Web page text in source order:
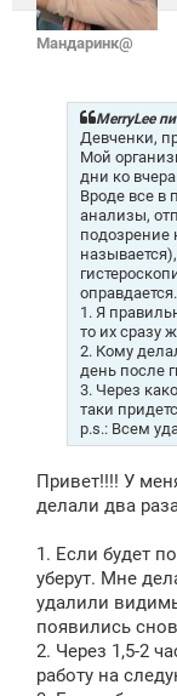
Мандаринк@
MerryLee
Девченки,
Мой
дни ко
Вроде все в
анализы,
подозрение
1. Я
то их сразу
2. Кому
день после
3. Через
таки
p.s.: Всем
Привет!!!! У
делали два
1. Если будет
уберут. Мне
удалили
появились
2. Через 1,5-2
работу на